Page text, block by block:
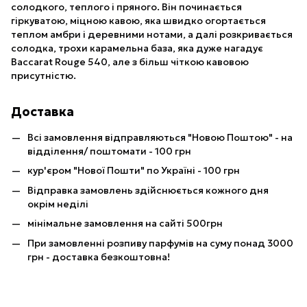
солодкого, теплого і пряного. Він починається
гіркуватою, міцною кавою, яка швидко огортається
теплом амбри і деревними нотами, а далі розкривається
солодка, трохи карамельна база, яка дуже нагадує
Baccarat Rouge 540, але з більш чіткою кавовою
присутністю.
Доставка
Всі замовлення відправляються "Новою Поштою" - на
відділення/ поштомати - 100 грн
кур'єром "Нової Пошти" по Україні - 100 грн
Відправка замовлень здійснюється кожного дня
окрім неділі
мінімальне замовлення на сайті 500грн
При замовленні розпиву парфумів на суму понад 3000
грн - доставка безкоштовна!